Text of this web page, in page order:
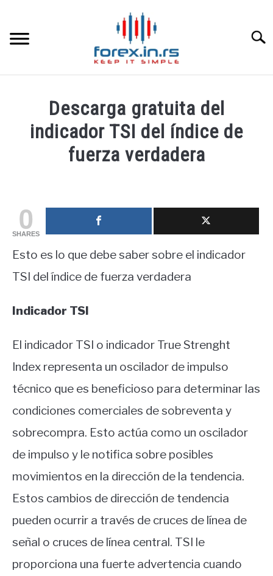
content
HOME ESPAÑOLA
LOS MEJORES CORREDORES DE DIVISAS
PAMM
CONTACT
Descarga gratuita del
indicador TSI del índice de
fuerza verdadera
in
financiera
0
SHARES
Esto es lo que debe saber sobre el indicador
TSI del índice de fuerza verdadera
Indicador TSI
El indicador TSI o indicador True Strenght
Index representa un oscilador de impulso
técnico que es beneficioso para determinar las
condiciones comerciales de sobreventa y
sobrecompra. Esto actúa como un oscilador
de impulso y le notifica sobre posibles
movimientos en la dirección de la tendencia.
Estos cambios de dirección de tendencia
pueden ocurrir a través de cruces de línea de
señal o cruces de línea central. TSI le
proporciona una fuerte advertencia cuando